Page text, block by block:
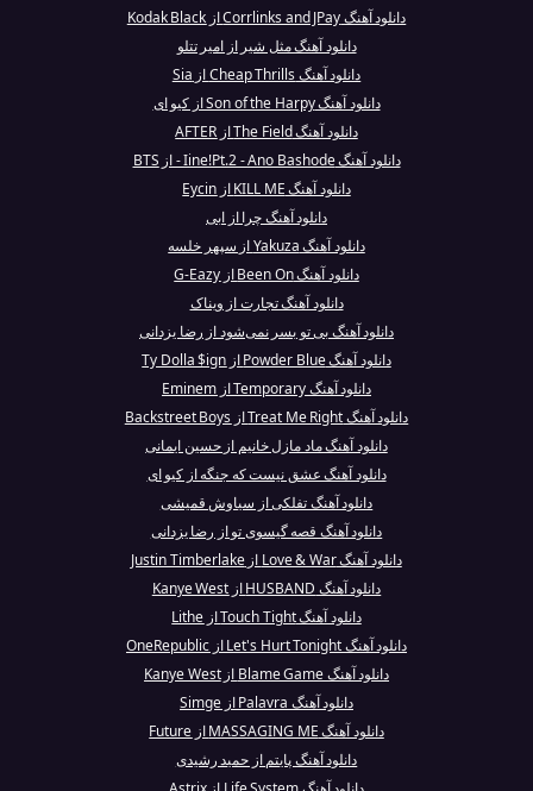
دانلود آهنگ Corrlinks and JPay از Kodak Black
دانلود آهنگ مثل شیر از امیر تتلو
دانلود آهنگ Cheap Thrills از Sia
دانلود آهنگ Son of the Harpy از کیو ای
دانلود آهنگ The Field از AFTER
دانلود آهنگ Iine!Pt.2 - Ano Bashode - از BTS
دانلود آهنگ KILL ME از Eycin
دانلود آهنگ چرا از ابی
دانلود آهنگ Yakuza از سپهر خلسه
دانلود آهنگ Been On از G-Eazy
دانلود آهنگ تجارت از ویناک
دانلود آهنگ بی تو بسر نمی‌شود از رضا یزدانی
دانلود آهنگ Powder Blue از Ty Dolla $ign
دانلود آهنگ Temporary از Eminem
دانلود آهنگ Treat Me Right از Backstreet Boys
دانلود آهنگ ماد مازل خانیم از حسین ایمانی
دانلود آهنگ عشق نیست که جنگه از کیو ای
دانلود آهنگ تفلکی از سیاوش قمیشی
دانلود آهنگ قصه گیسوی تو از رضا یزدانی
دانلود آهنگ Love & War از Justin Timberlake
دانلود آهنگ HUSBAND از Kanye West
دانلود آهنگ Touch Tight از Lithe
دانلود آهنگ Let's Hurt Tonight از OneRepublic
دانلود آهنگ Blame Game از Kanye West
دانلود آهنگ Palavra از Simge
دانلود آهنگ MASSAGING ME از Future
دانلود آهنگ پایتم از حمید رشیدی